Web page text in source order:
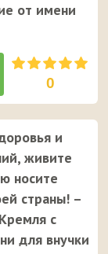
от имени
0
и
живите
носите
страны! –
с
для внучки